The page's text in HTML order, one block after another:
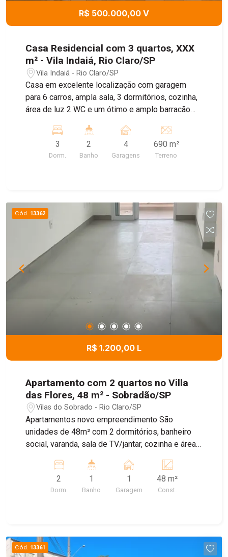
R$ 500.000,00 V
Casa Residencial com 3 quartos, XXX
m² - Vila Indaiá, Rio Claro/SP
Vila Indaiá - Rio Claro/SP
Casa em excelente localização com garagem
para 6 carros, ampla sala, 3 dormitórios, cozinha,
área de luz 2 WC e um ótimo e amplo barracão
frutiferas. EXCELENTE LOCALIZAÇÃO PARA
KITNETS3
Dorm.
2
Banho
4
Garagens
690 m²
Terreno
Cód. 13362
R$ 1.200,00 L
Apartamento com 2 quartos no Villa
das Flores, 48 m² - Sobradão/SP
Vilas do Sobrado - Rio Claro/SP
Apartamentos novo empreendimento São
unidades de 48m² com 2 dormitórios, banheiro
social, varanda, sala de TV/jantar, cozinha e área
descoberta. O residencial ainda possui 2
elevadores por torre. Condomínio completo com,
piscina, quadra poliesportiva, quadra de beach
2
Dorm.
1
Banho
1
Garagem
48 m²
Const.
Cód. 13361